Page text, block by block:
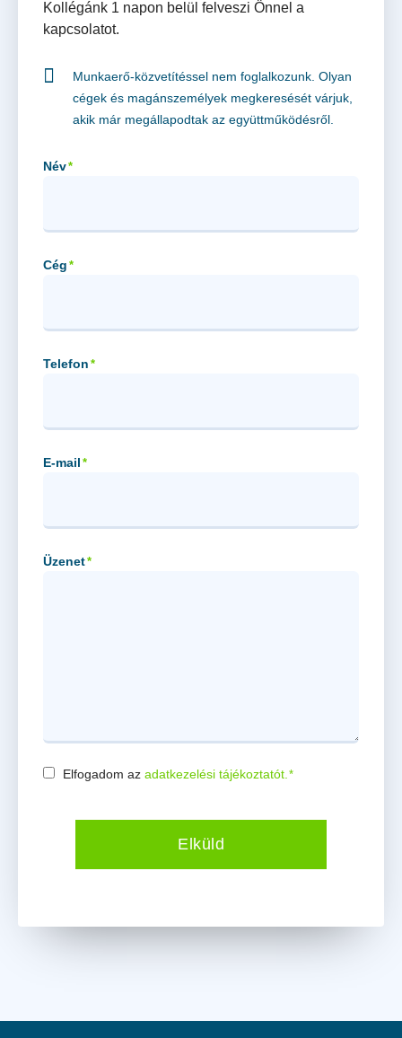
Kollégánk 1 napon belül felveszi Önnel a
kapcsolatot.
Munkaerő-közvetítéssel nem foglalkozunk. Olyan
cégek és magánszemélyek megkeresését várjuk,
akik már megállapodtak az együttműködésről.
Név*
Cég *
Telefon *
E-mail *
Üzenet*
Consent*
Elfogadom az adatkezelési tájékoztatót. *
Elküld